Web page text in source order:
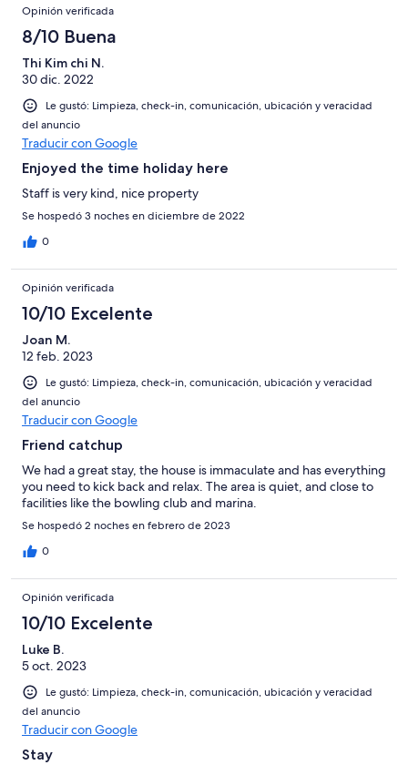
Opinión verificada
8/10 Buena
Thi Kim chi N.
30 dic. 2022
Le gustó: Limpieza, check-in, comunicación, ubicación y veracidad
del anuncio
Traducir con Google
Enjoyed the time holiday here
Staff is very kind, nice property
Se hospedó 3 noches en diciembre de 2022
0
Opinión verificada
10/10 Excelente
Joan M.
12 feb. 2023
Le gustó: Limpieza, check-in, comunicación, ubicación y veracidad
del anuncio
Traducir con Google
Friend catchup
We had a great stay, the house is immaculate and has everything
you need to kick back and relax. The area is quiet, and close to
facilities like the bowling club and marina.
Se hospedó 2 noches en febrero de 2023
0
Opinión verificada
10/10 Excelente
Luke B.
5 oct. 2023
Le gustó: Limpieza, check-in, comunicación, ubicación y veracidad
del anuncio
Traducir con Google
Stay